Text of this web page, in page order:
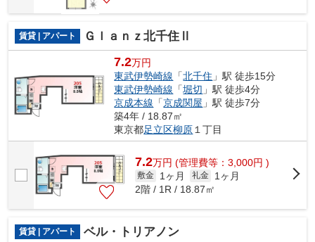
賃貸 | アパート Ｇｌａｎｚ北千住Ⅱ
7.2万円
東武伊勢崎線 「北千住 」駅 徒歩15分
東武伊勢崎線 「堀切 」駅 徒歩4分
京成本線 「京成関屋 」駅 徒歩7分
築4年 / 18.87㎡
東京都足立区柳原 １丁目
7.2万円 (管理費等：3,000円 )
敷金 1ヶ月 礼金
1ヶ月
2階 / 1R / 18.87㎡
賃貸 | アパート ベル・トリアノン